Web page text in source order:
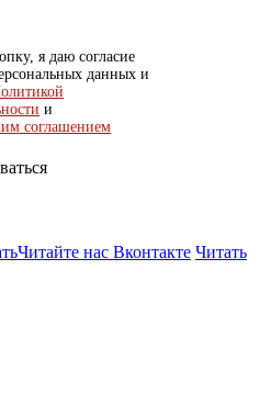
я даю согласие
данных и
и
соглашением
Читайте нас Вконтакте Читать